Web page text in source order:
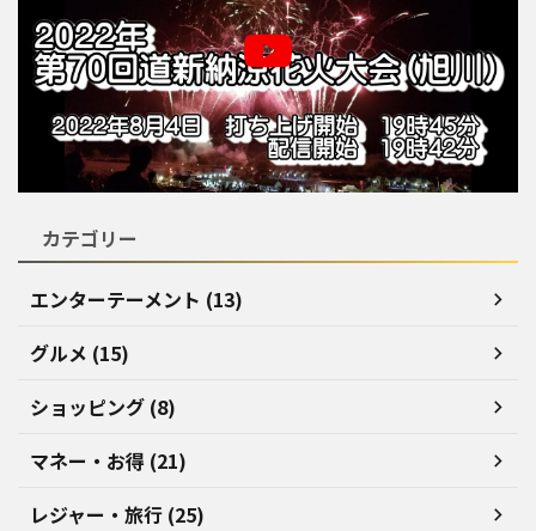
カテゴリー
エンターテーメント (13)
グルメ (15)
ショッピング (8)
マネー・お得 (21)
レジャー・旅行 (25)